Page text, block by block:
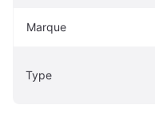
Marque
Type